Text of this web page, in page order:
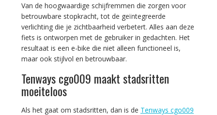
Van de hoogwaardige schijfremmen die zorgen voor
betrouwbare stopkracht, tot de geïntegreerde
verlichting die je zichtbaarheid verbetert. Alles aan deze
fiets is ontworpen met de gebruiker in gedachten. Het
resultaat is een e-bike die niet alleen functioneel is,
maar ook stijlvol en betrouwbaar.
Tenways cgo009 maakt stadsritten
moeiteloos
Als het gaat om stadsritten, dan is de Tenways cgo009